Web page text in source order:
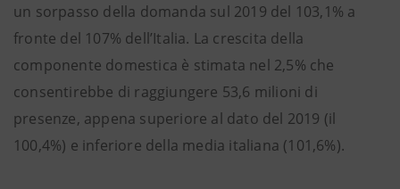
un sorpasso della domanda sul 2019 del 103,1% a
fronte del 107% dell’Italia. La crescita della
componente domestica è stimata nel 2,5% che
consentirebbe di raggiungere 53,6 milioni di
presenze, appena superiore al dato del 2019 (il
100,4%) e inferiore della media italiana (101,6%).